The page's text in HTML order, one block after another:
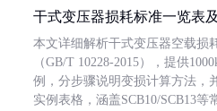
干式变压器损耗标准一览表
本文详细解析干式变压器空载损
（GB/T 10228-2015），提供
例，分步骤说明变损计算方法，
实例表格，涵盖SCB10/SCB13